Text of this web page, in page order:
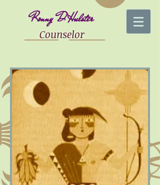
Ronny D'Hulster
Counselor